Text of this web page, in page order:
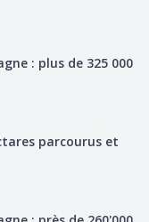
: plus de 325 000
parcourus et